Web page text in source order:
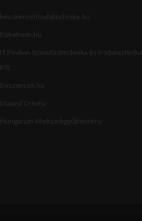
kecskemetirodatechnika.hu
Etikettem.hu
IT Pavilon Számítástechnika és Irodatechnika
Kft.
Beszerzek.hu
Maped Creativ
Hungarian Web Linkgyűjtemény